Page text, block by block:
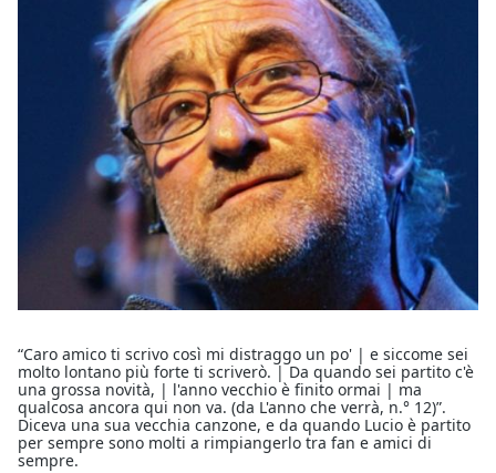
“Caro amico ti scrivo così mi distraggo un po' | e siccome sei
molto lontano più forte ti scriverò. | Da quando sei partito c'è
una grossa novità, | l'anno vecchio è finito ormai | ma
qualcosa ancora qui non va. (da L'anno che verrà, n.° 12)”.
Diceva una sua vecchia canzone, e da quando Lucio è partito
per sempre sono molti a rimpiangerlo tra fan e amici di
sempre.